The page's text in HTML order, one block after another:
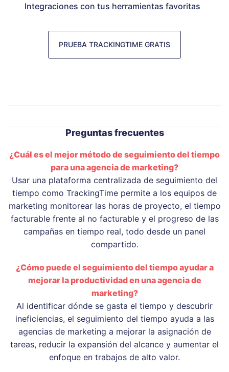
Integraciones con tus herramientas favoritas
PRUEBA TRACKINGTIME GRATIS
Preguntas frecuentes
¿Cuál es el mejor método de seguimiento del tiempo
para una agencia de marketing?
Usar una plataforma centralizada de seguimiento del
tiempo como TrackingTime permite a los equipos de
marketing monitorear las horas de proyecto, el tiempo
facturable frente al no facturable y el progreso de las
campañas en tiempo real, todo desde un panel
compartido.
¿Cómo puede el seguimiento del tiempo ayudar a
mejorar la productividad en una agencia de
marketing?
Al identificar dónde se gasta el tiempo y descubrir
ineficiencias, el seguimiento del tiempo ayuda a las
agencias de marketing a mejorar la asignación de
tareas, reducir la expansión del alcance y aumentar el
enfoque en trabajos de alto valor.